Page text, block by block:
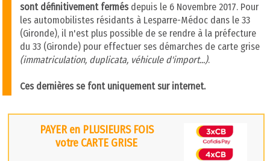
sont définitivement fermésdepuis le 6 Novembre 2017. Pour
les automobilistes résidants à Lesparre-Médoc dans le 33
(Gironde), il n'est plus possible de se rendre à la préfecture
du 33 (Gironde) pour effectuer ses démarches de carte grise
(immatriculation, duplicata, véhicule d'import...).
Ces dernières se font uniquement sur internet.
PAYER en PLUSIEURS FOIS
votre CARTE GRISE